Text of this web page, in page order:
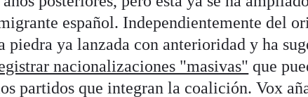
español. Independientemente del
piedra ya lanzada con anterioridad y ha
nacionalizaciones "masivas" que
partidos que integran la coalición. Vox